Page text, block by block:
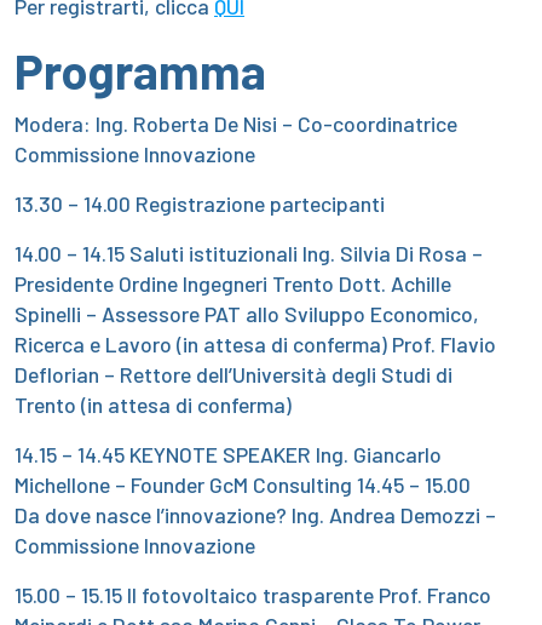
Per registrarti, clicca QUI
Programma
Modera: Ing. Roberta De Nisi – Co-coordinatrice
Commissione Innovazione
13.30 – 14.00 Registrazione partecipanti
14.00 – 14.15 Saluti istituzionali Ing. Silvia Di Rosa –
Presidente Ordine Ingegneri Trento Dott. Achille
Spinelli – Assessore PAT allo Sviluppo Economico,
Ricerca e Lavoro (in attesa di conferma) Prof. Flavio
Deflorian – Rettore dell’Università degli Studi di
Trento (in attesa di conferma)
14.15 – 14.45 KEYNOTE SPEAKER Ing. Giancarlo
Michellone – Founder GcM Consulting 14.45 – 15.00
Da dove nasce l’innovazione? Ing. Andrea Demozzi –
Commissione Innovazione
15.00 – 15.15 Il fotovoltaico trasparente Prof. Franco